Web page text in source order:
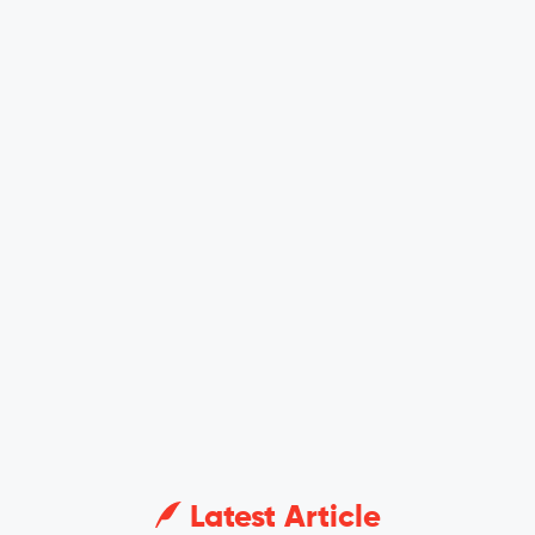
Latest Article